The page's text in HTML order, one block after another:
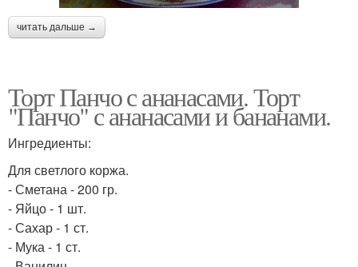
читать дальше →
Торт Панчо с ананасами. Торт
"Панчо" с ананасами и бананами.
Ингредиенты:
Для светлого коржа.
- Сметана - 200 гр.
- Яйцо - 1 шт.
- Сахар - 1 ст.
- Мука - 1 ст.